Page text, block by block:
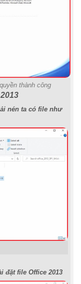
thành công
nén ta có file như
đặt file Office 2013